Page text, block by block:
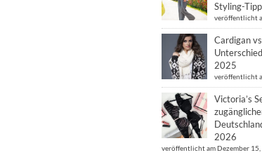
Styling-
veröffentlicht
Cardigan
2025
veröffentlicht
Victoria’s
2026
veröffentlicht am Dezember 15,